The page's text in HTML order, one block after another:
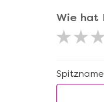
Wie hat
Spitzname